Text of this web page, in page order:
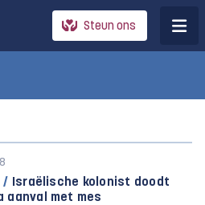
Steun ons
/ Israëlische kolonist doodt
aanval met mes